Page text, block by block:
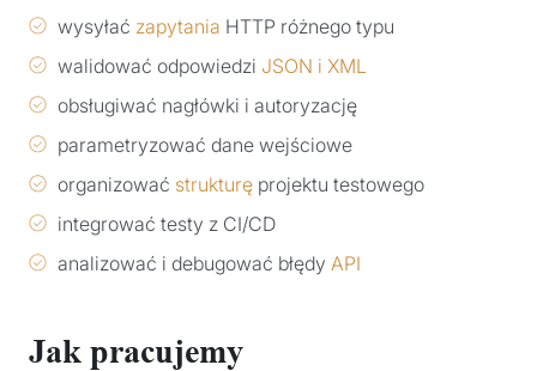
wysyłać zapytania HTTP różnego typu
walidować odpowiedzi JSON i XML
obsługiwać nagłówki i autoryzację
parametryzować dane wejściowe
organizować strukturę projektu testowego
integrować testy z CI/CD
analizować i debugować błędy API
Jak pracujemy